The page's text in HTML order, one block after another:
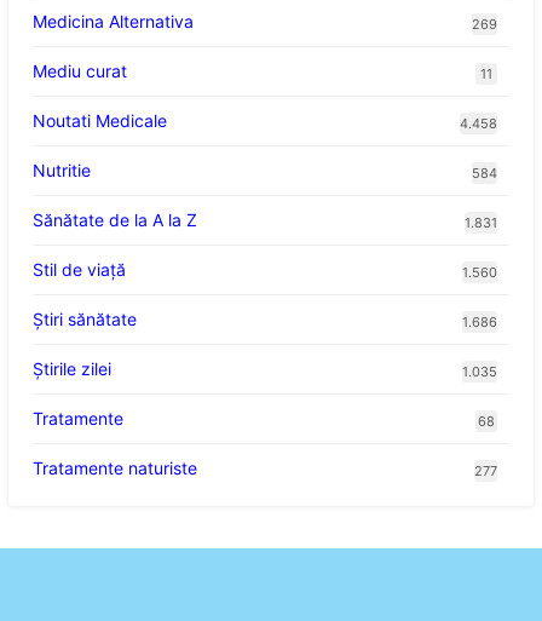
Medicina Alternativa 269
Mediu curat 11
Noutati Medicale 4.458
Nutritie 584
Sănătate de la A la Z 1.831
Stil de viaţă 1.560
Ştiri sănătate 1.686
Știrile zilei 1.035
Tratamente 68
Tratamente naturiste 277